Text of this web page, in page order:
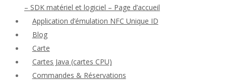
– SDK matériel et logiciel – Page d’accueil
Application d’émulation NFC Unique ID
Blog
Carte
Cartes Java (cartes CPU)
Commandes & Réservations